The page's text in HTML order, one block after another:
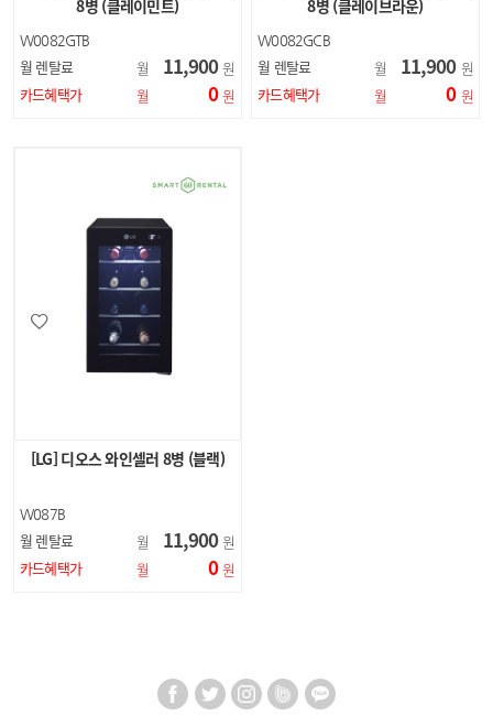
8병 (클레이민트)
W0082GTB
월 렌탈료 월 11,900 원
카드혜택가
월 0 원
8병 (클레이브라운)
W0082GCB
월 렌탈료 월 11,900 원
카드혜택가
월 0 원
[LG] 디오스 와인셀러 8병 (블랙)
W087B
월 렌탈료 월 11,900 원
카드혜택가
월 0 원